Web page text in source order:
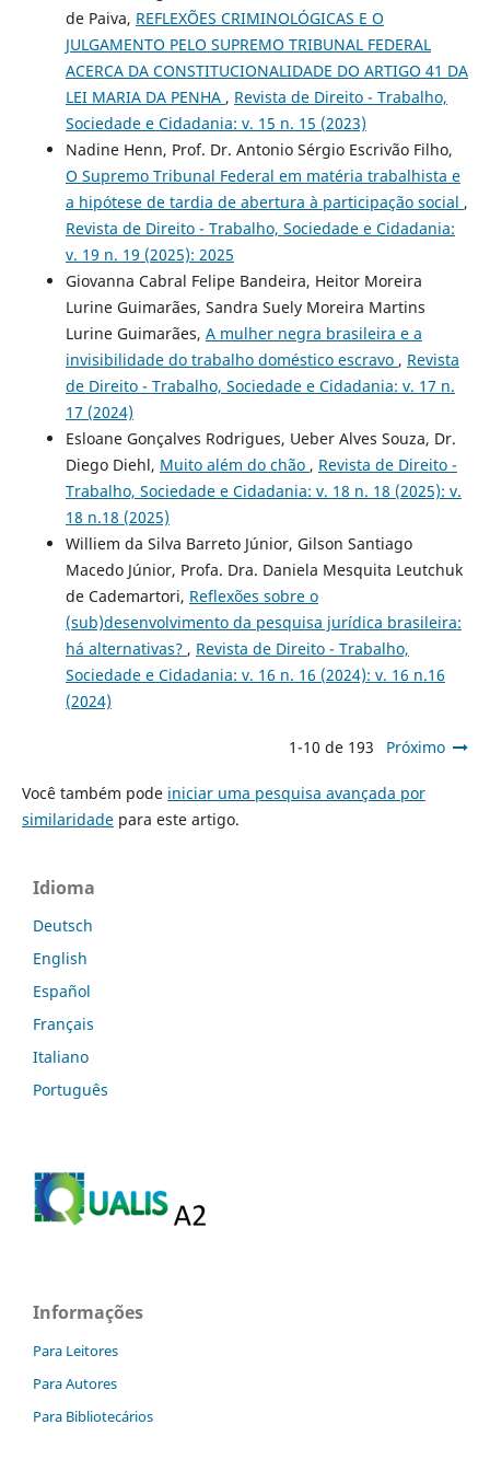
de Paiva, REFLEXÕES CRIMINOLÓGICAS E O
JULGAMENTO PELO SUPREMO TRIBUNAL FEDERAL
ACERCA DA CONSTITUCIONALIDADE DO ARTIGO 41 DA
LEI MARIA DA PENHA , Revista de Direito - Trabalho,
Sociedade e Cidadania: v. 15 n. 15 (2023)
Nadine Henn, Prof. Dr. Antonio Sérgio Escrivão Filho,
O Supremo Tribunal Federal em matéria trabalhista e
a hipótese de tardia de abertura à participação social ,
Revista de Direito - Trabalho, Sociedade e Cidadania:
v. 19 n. 19 (2025): 2025
Giovanna Cabral Felipe Bandeira, Heitor Moreira
Lurine Guimarães, Sandra Suely Moreira Martins
Lurine Guimarães, A mulher negra brasileira e a
invisibilidade do trabalho doméstico escravo , Revista
de Direito - Trabalho, Sociedade e Cidadania: v. 17 n.
17 (2024)
Esloane Gonçalves Rodrigues, Ueber Alves Souza, Dr.
Diego Diehl, Muito além do chão , Revista de Direito -
Trabalho, Sociedade e Cidadania: v. 18 n. 18 (2025): v.
18 n.18 (2025)
Williem da Silva Barreto Júnior, Gilson Santiago
Macedo Júnior, Profa. Dra. Daniela Mesquita Leutchuk
de Cademartori, Reflexões sobre o
(sub)desenvolvimento da pesquisa jurídica brasileira:
há alternativas? , Revista de Direito - Trabalho,
Sociedade e Cidadania: v. 16 n. 16 (2024): v. 16 n.16
(2024)
1-10 de 193 Próximo
Você também pode iniciar uma pesquisa avançada por
similaridadepara este artigo.
Idioma
Deutsch
English
Español
Français
Italiano
Português
Informações
Para Leitores
Para Autores
Para Bibliotecários